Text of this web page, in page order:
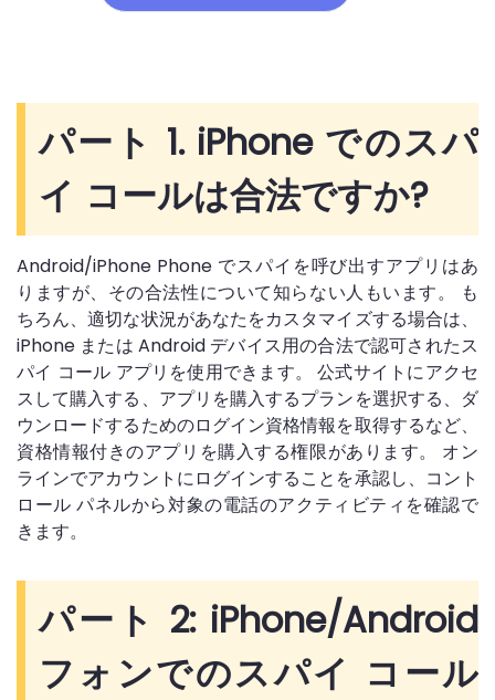
パート 1. iPhone でのスパ
イ コールは合法ですか?
Android/iPhone Phone でスパイを呼び出すアプリはあ
りますが、その合法性について知らない人もいます。 も
ちろん、適切な状況があなたをカスタマイズする場合は、
iPhone または Android デバイス用の合法で認可されたス
パイ コール アプリを使用できます。 公式サイトにアクセ
スして購入する、アプリを購入するプランを選択する、ダ
ウンロードするためのログイン資格情報を取得するなど、
資格情報付きのアプリを購入する権限があります。 オン
ラインでアカウントにログインすることを承認し、コント
ロール パネルから対象の電話のアクティビティを確認で
きます。
パート 2: iPhone/Android
フォンでのスパイ コール